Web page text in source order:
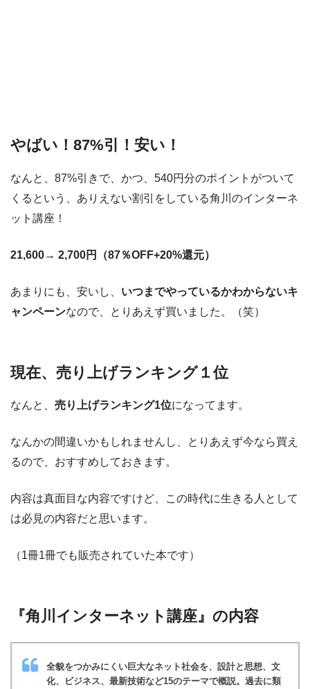
やばい！87%引！安い！
なんと、87%引きで、かつ、540円分のポイントがついて
くるという、ありえない割引をしている角川のインターネ
ット講座！
21,600→ 2,700円（87％OFF+20%還元）
あまりにも、安いし、 いつまでやっているかわからないキ
ャンペーンなので、とりあえず買いました。（笑）
現在、売り上げランキング１位
なんと、 売り上げランキング1位になってます。
なんかの間違いかもしれませんし、とりあえず今なら買え
るので、おすすめしておきます。
内容は真面目な内容ですけど、この時代に生きる人として
は必見の内容だと思います。
（1冊1冊でも販売されていた本です）
『角川インターネット講座』の内容
全貌をつかみにくい巨大なネット社会を、設計と思想、文
化、ビジネス、最新技術など15のテーマで概説。過去に類